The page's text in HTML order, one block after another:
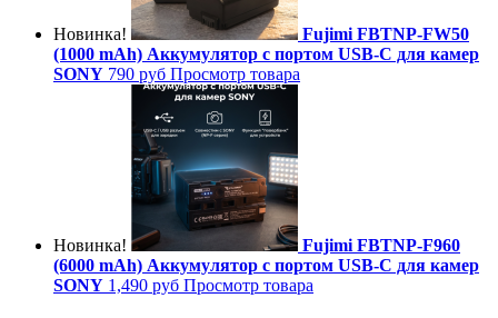
Новинка!
Fujimi FBTNP-FW50
(1000 mAh) Аккумулятор с портом USB-C для камер
SONY 790 руб Просмотр товара
Новинка!
Fujimi FBTNP-F960
(6000 mAh) Аккумулятор с портом USB-C для камер
SONY 1,490 руб Просмотр товара